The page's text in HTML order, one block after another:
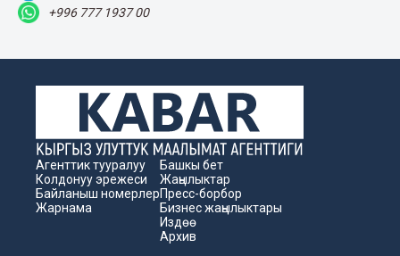
+996 777 1937 00
Агенттик тууралуу
Колдонуу эрежеси
Байланыш номерлер
Жарнама
Башкы бет
Жаңылыктар
Пресс-борбор
Бизнес жаңылыктары
Издөө
Архив